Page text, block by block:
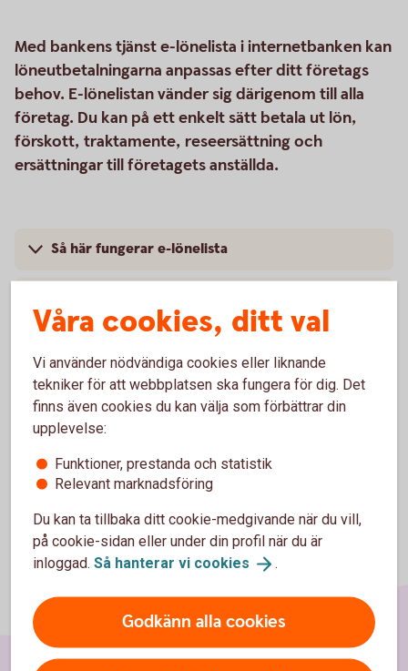
Med bankens tjänst e-lönelista i internetbanken kan
löneutbetalningarna anpassas efter ditt företags
behov. E-lönelistan vänder sig därigenom till alla
företag. Du kan på ett enkelt sätt betala ut lön,
förskott, traktamente, reseersättning och
ersättningar till företagets anställda.
Så här fungerar e-lönelista
Våra cookies, ditt val
Vi använder nödvändiga cookies eller liknande
tekniker för att webbplatsen ska fungera för dig. Det
finns även cookies du kan välja som förbättrar din
upplevelse:
Funktioner, prestanda och statistik
Relevant marknadsföring
Du kan ta tillbaka ditt cookie-medgivande när du vill,
på cookie-sidan eller under din profil när du är
inloggad. Så hanterar vi cookies .
Godkänn alla cookies